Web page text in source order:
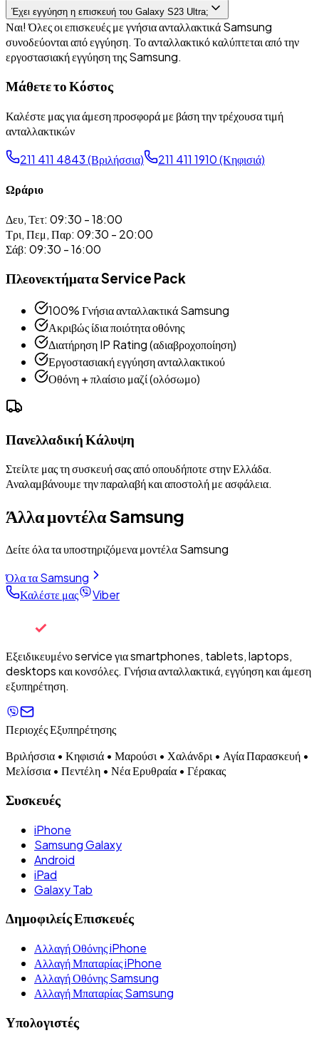
Έχει εγγύηση η επισκευή του Galaxy S23 Ultra;
Ναι! Όλες οι επισκευές με γνήσια ανταλλακτικά Samsung
συνοδεύονται από εγγύηση. Το ανταλλακτικό καλύπτεται από την
εργοστασιακή εγγύηση της Samsung.
Μάθετε το Κόστος
Καλέστε μας για άμεση προσφορά με βάση την τρέχουσα τιμή
ανταλλακτικών
211 411 4843 (Βριλήσσια)
211 411 1910 (Κηφισιά)
Ωράριο
Δευ, Τετ: 09:30 - 18:00
Τρι, Πεμ, Παρ: 09:30 - 20:00
Σάβ: 09:30 - 16:00
Πλεονεκτήματα Service Pack
100% Γνήσια ανταλλακτικά Samsung
Ακριβώς ίδια ποιότητα οθόνης
Διατήρηση IP Rating (αδιαβροχοποίηση)
Εργοστασιακή εγγύηση ανταλλακτικού
Οθόνη + πλαίσιο μαζί (ολόσωμο)
Πανελλαδική Κάλυψη
Στείλτε μας τη συσκευή σας από οπουδήποτε στην Ελλάδα.
Αναλαμβάνουμε την παραλαβή και αποστολή με ασφάλεια.
Άλλα μοντέλαSamsung
Δείτε όλα τα υποστηριζόμενα μοντέλαSamsung
Όλα ταSamsung
Καλέστε μας
Viber
Εξειδικευμένο service για smartphones, tablets, laptops,
desktops και κονσόλες. Γνήσια ανταλλακτικά, εγγύηση και άμεση
εξυπηρέτηση.
Περιοχές Εξυπηρέτησης
Βριλήσσια • Κηφισιά • Μαρούσι • Χαλάνδρι • Αγία Παρασκευή •
Μελίσσια • Πεντέλη • Νέα Ερυθραία • Γέρακας
Συσκευές
iPhone
Samsung Galaxy
Android
iPad
Galaxy Tab
Δημοφιλείς Επισκευές
Αλλαγή Οθόνης iPhone
Αλλαγή Μπαταρίας iPhone
Αλλαγή Οθόνης Samsung
Αλλαγή Μπαταρίας Samsung
Υπολογιστές